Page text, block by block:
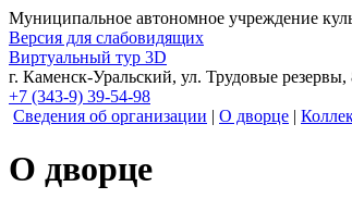
Муниципальное автономное учреждение
Версия для слабовидящих
Виртуальный тур 3D
г. Каменск-Уральский, ул. Трудовые резервы,
+7 (343-9) 39-54-98
Сведения об организации | О дворце |
О дворце